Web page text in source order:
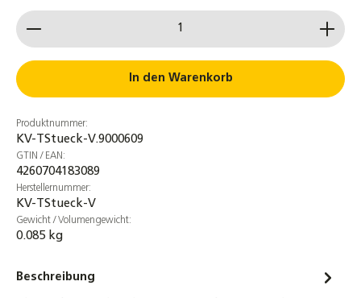
Produkt Anzahl: Gib den gewünschten Wert ein
In den Warenkorb
Produktnummer:
KV-TStueck-V.9000609
GTIN / EAN:
4260704183089
Herstellernummer:
KV-TStueck-V
Gewicht / Volumengewicht:
0.085 kg
Beschreibung